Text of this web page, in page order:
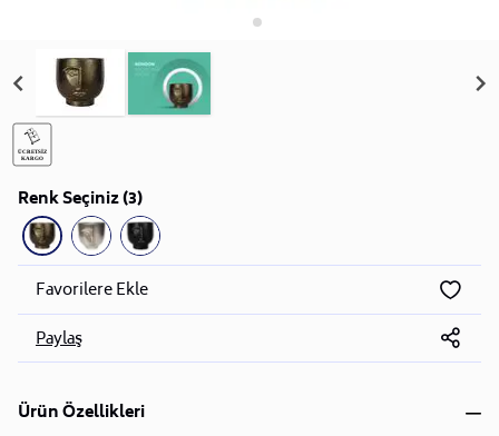
Renk Seçiniz (3)
Favorilere Ekle
Paylaş
Ürün Özellikleri